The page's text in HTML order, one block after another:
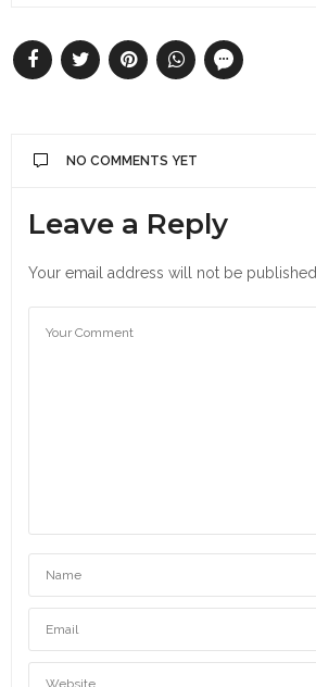
NO COMMENTS YET
Leave a Reply
Your email address will not be published.